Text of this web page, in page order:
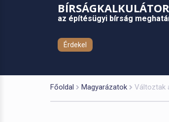
BÍRSÁGKALKULÁTOR
az építésügyi bírság
Érdekel
Főoldal Magyarázatok Változtak